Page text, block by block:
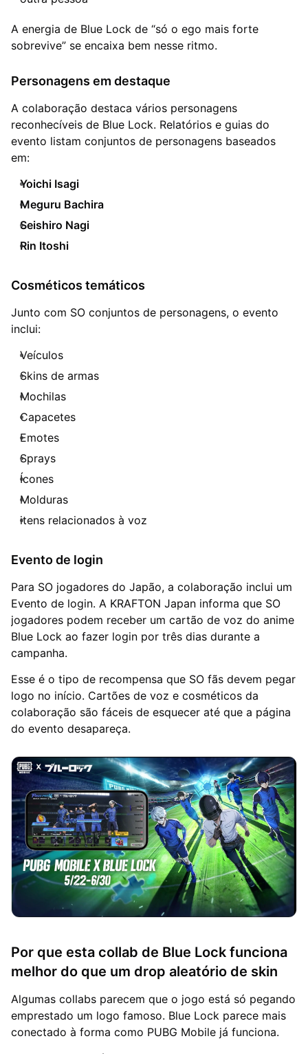
A energia de Blue Lock de “só o ego mais forte
sobrevive” se encaixa bem nesse ritmo.
Personagens em destaque
A colaboração destaca vários personagens
reconhecíveis de Blue Lock. Relatórios e guias do
evento listam conjuntos de personagens baseados
em:
Yoichi Isagi
Meguru Bachira
Seishiro Nagi
Rin Itoshi
Cosméticos temáticos
Junto com SO conjuntos de personagens, o evento
inclui:
Veículos
Skins de armas
Mochilas
Capacetes
Emotes
Sprays
Ícones
Molduras
itens relacionados à voz
Evento de login
Para SO jogadores do Japão, a colaboração inclui um
Evento de login. A KRAFTON Japan informa que SO
jogadores podem receber um cartão de voz do anime
Blue Lock ao fazer login por três dias durante a
campanha.
Esse é o tipo de recompensa que SO fãs devem pegar
logo no início. Cartões de voz e cosméticos da
colaboração são fáceis de esquecer até que a página
do evento desapareça.
Por que esta collab de Blue Lock funciona
melhor do que um drop aleatório de skin
Algumas collabs parecem que o jogo está só pegando
emprestado um logo famoso. Blue Lock parece mais
conectado à forma como PUBG Mobile já funciona.